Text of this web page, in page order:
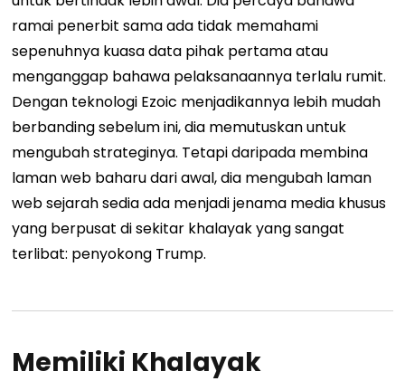
ramai penerbit sama ada tidak memahami
sepenuhnya kuasa data pihak pertama atau
menganggap bahawa pelaksanaannya terlalu rumit.
Dengan teknologi Ezoic menjadikannya lebih mudah
berbanding sebelum ini, dia memutuskan untuk
mengubah strateginya. Tetapi daripada membina
laman web baharu dari awal, dia mengubah laman
web sejarah sedia ada menjadi jenama media khusus
yang berpusat di sekitar khalayak yang sangat
terlibat: penyokong Trump.
Memiliki Khalayak